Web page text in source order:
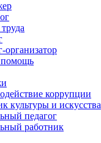
организатор
коррупции
культуры и искусства
педагог
работник